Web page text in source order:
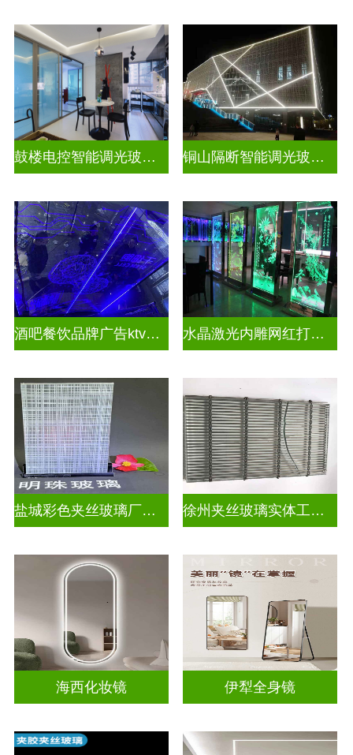
鼓楼电控智能调光玻璃安装方法 铜山隔断智能调光玻璃安装电话
酒吧餐饮品牌广告ktv激光内雕发光艺术玻璃 水晶激光内雕网红打卡背景
盐城彩色夹丝玻璃厂招聘 徐州夹丝玻璃实体工厂地址
海西化妆镜 伊犁全身镜